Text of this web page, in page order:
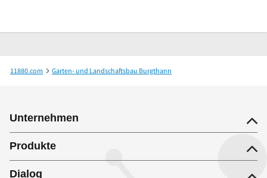
11880.com
Garten- und Landschaftsbau Burgthann
Unternehmen
Produkte
Dialog